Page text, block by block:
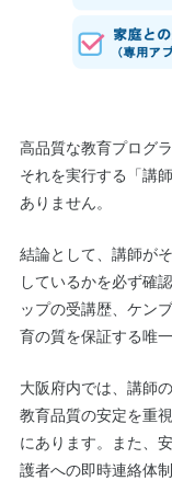
高品質な教育プログ
それを実行する「講
ありません。
結論として、講師が
しているかを必ず確
ップの受講歴、ケン
育の質を保証する唯
大阪府内では、講師
教育品質の安定を重
にあります。また、
護者への即時連絡体